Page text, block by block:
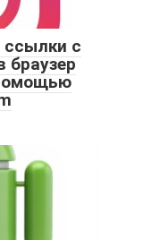
ссылки с
браузер